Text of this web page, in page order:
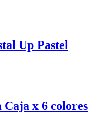
Up Pastel
x 6 colores